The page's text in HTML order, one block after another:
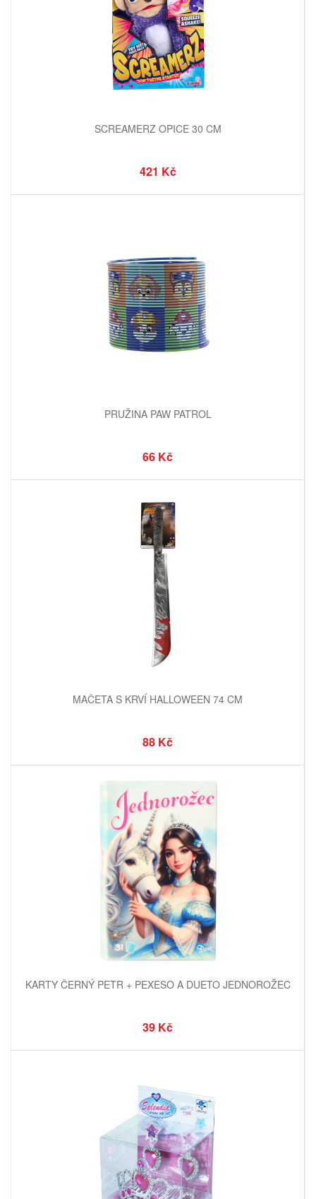
SCREAMERZ OPICE 30 CM
421 Kč
PRUŽINA PAW PATROL
66 Kč
MAČETA S KRVÍ HALLOWEEN 74 CM
88 Kč
KARTY ČERNÝ PETR + PEXESO A DUETO JEDNOROŽEC
39 Kč